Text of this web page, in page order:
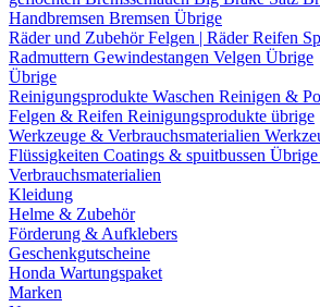
Handbremsen Bremsen Übrige
Räder und ZubehörFelgen | RäderReifen
Radmuttern Gewindestangen Velgen Übrige
Übrige
Reinigungsprodukte Waschen Reinigen &
Felgen & Reifen Reinigungsprodukte übrige
Werkzeuge & Verbrauchsmaterialien
Flüssigkeiten Coatings & spuitbussen
Verbrauchsmaterialien
Kleidung
Helme & Zubehör
Förderung & Aufklebers
Geschenkgutscheine
Honda Wartungspaket
Marken